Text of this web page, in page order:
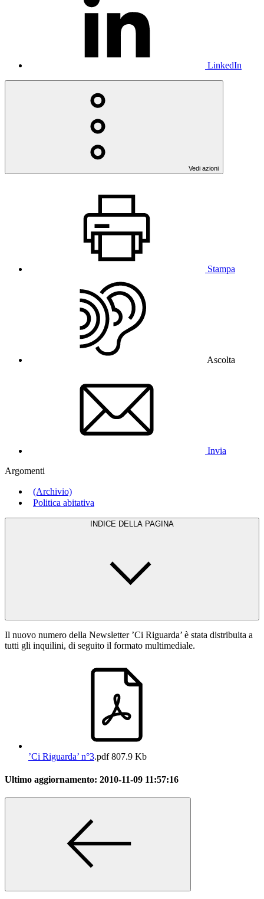
LinkedIn
Vedi azioni
Stampa
Ascolta
Invia
Argomenti
(Archivio)
Politica abitativa
INDICE DELLA PAGINA
Il nuovo numero della Newsletter ’Ci Riguarda’ è stata distribuita a
tutti gli inquilini, di seguito il formato multimediale.
’Ci Riguarda’ n°3.pdf807.9 Kb
Ultimo aggiornamento: 2010-11-09 11:57:16